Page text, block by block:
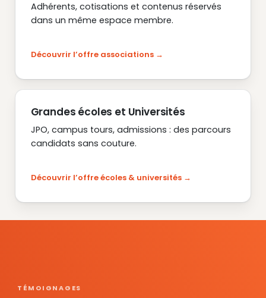
Adhérents, cotisations et contenus réservés
dans un même espace membre.
Découvrir l’offre associations
Grandes écoles et Universités
JPO, campus tours, admissions : des parcours
candidats sans couture.
Découvrir l’offre écoles & universités
TÉMOIGNAGES